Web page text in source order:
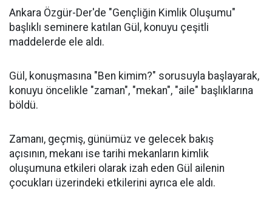
Ankara Özgür-Der'de "Gençliğin Kimlik Oluşumu"
başlıklı seminere katılan Gül, konuyu çeşitli
maddelerde ele aldı.
Gül, konuşmasına "Ben kimim?" sorusuyla başlayarak,
konuyu öncelikle "zaman", "mekan", "aile" başlıklarına
böldü.
Zamanı, geçmiş, günümüz ve gelecek bakış
açısının, mekanı ise tarihi mekanların kimlik
oluşumuna etkileri olarak izah eden Gül ailenin
çocukları üzerindeki etkilerini ayrıca ele aldı.